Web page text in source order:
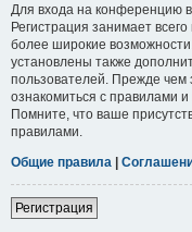
Для входа на конференцию
Регистрация занимает
более широкие
установлены также
пользователей. Прежде чем
ознакомиться с правилами
Помните, что ваше
правилами.
Общие правила |
Регистрация